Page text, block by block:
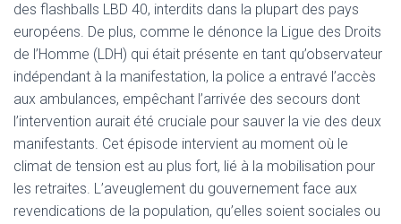
des flashballs LBD 40, interdits dans la plupart des pays
européens. De plus, comme le dénonce la Ligue des Droits
de l’Homme (LDH) qui était présente en tant qu’observateur
indépendant à la manifestation, la police a entravé l’accès
aux ambulances, empêchant l’arrivée des secours dont
l’intervention aurait été cruciale pour sauver la vie des deux
manifestants. Cet épisode intervient au moment où le
climat de tension est au plus fort, lié à la mobilisation pour
les retraites. L’aveuglement du gouvernement face aux
revendications de la population, qu’elles soient sociales ou